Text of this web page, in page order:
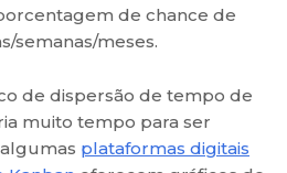
de chance de
semanas/meses.
de dispersão de tempo de
muito tempo para ser
plataformas digitais